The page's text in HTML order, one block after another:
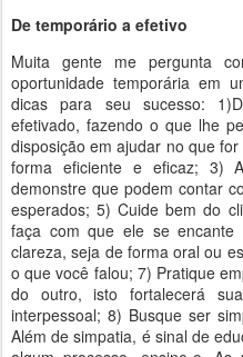
De temporário a efetivo
Muita gente me pergunta
oportunidade temporária em
dicas para seu sucesso:
efetivado, fazendo o que lhe
disposição em ajudar no que
forma eficiente e eficaz; 3)
demonstre que podem contar
esperados; 5) Cuide bem do
faça com que ele se encante
clareza, seja de forma oral ou
o que você falou; 7) Pratique
do outro, isto fortalecerá
interpessoal; 8) Busque ser
Além de simpatia, é sinal de